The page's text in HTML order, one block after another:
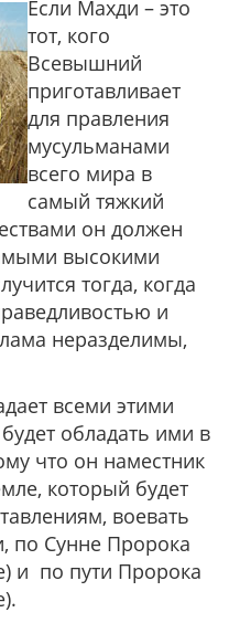
Если Махди – это
тот, кого
Всевышний
приготавливает
для правления
мусульманами
всего мира в
самый тяжкий
он должен
высокими
тогда, когда
и
неразделимы,
всеми этими
обладать ими в
что он наместник
который будет
воевать
по Сунне Пророка
и по пути Пророка